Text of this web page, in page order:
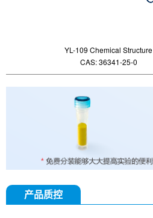
YL-109 Chemical Structure
CAS: 36341-25-0
产品质控